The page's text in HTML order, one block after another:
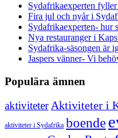
Sydafrikaexperten
Fira jul och nyår i
Sydafrikaexperten- hur
Nya restauranger i
Sydafrika-säsongen är
Jaspers vänner- Vi
Populära ämnen
aktiviteter Aktiviteter i
aktiviteter i Sydafrika boende